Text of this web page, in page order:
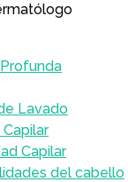
Lavado
Capilar
del cabello